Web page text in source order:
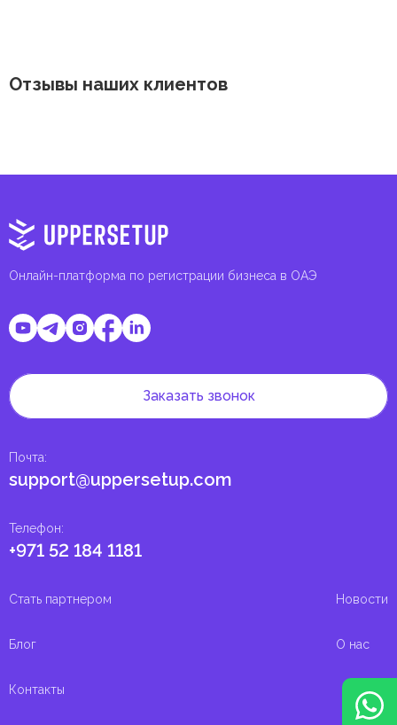
Отзывы наших клиентов
Онлайн-платформа по регистрации бизнеса в ОАЭ
Телефон:
+971 52 184 1181
Почта:
support@uppersetup.com
Заказать звонок
Стать партнером Новости
Блог О нас
Контакты